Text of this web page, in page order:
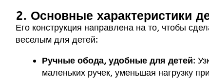
2. Основные характеристики
Его конструкция направлена на то, чтобы
веселым для детей:
Ручные обода, удобные для детей:
маленьких ручек, уменьшая нагрузку